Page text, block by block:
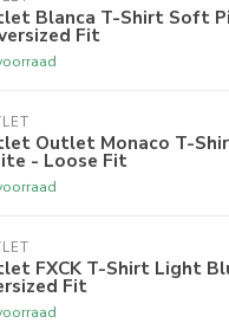
Blanca T-Shirt Soft
Fit
Outlet Monaco T-
- Loose Fit
FXCK T-Shirt Light
Fit